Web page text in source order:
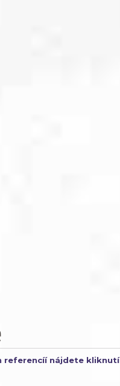
referencíí nájdete